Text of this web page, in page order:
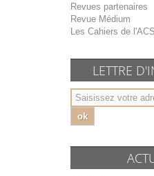
Revues partenaires
Revue Médium
Les Cahiers de
LETTRE
ok